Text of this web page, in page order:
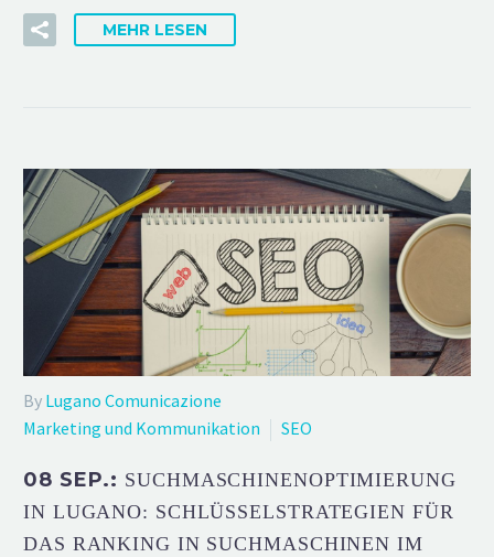
MEHR LESEN
By Lugano Comunicazione
Marketing und Kommunikation
SEO
08 SEP.: SUCHMASCHINENOPTIMIERUNG
IN LUGANO: SCHLÜSSELSTRATEGIEN FÜR
DAS RANKING IN SUCHMASCHINEN IM